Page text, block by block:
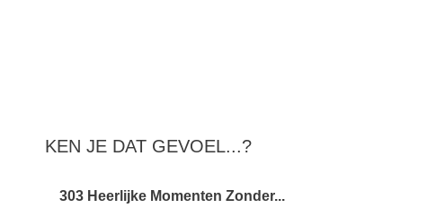
KEN JE DAT GEVOEL...?
303 Heerlijke Momenten Zonder...